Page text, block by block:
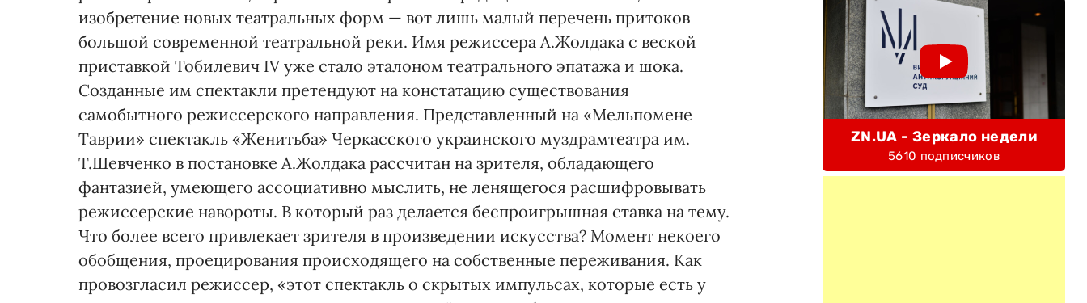
изобретение новых театральных форм — вот лишь малый перечень притоков
большой современной театральной реки. Имя режиссера А.Жолдака с веской
приставкой Тобилевич IV уже стало эталоном театрального эпатажа и шока.
Созданные им спектакли претендуют на констатацию существования
самобытного режиссерского направления. Представленный на «Мельпомене
Таврии» спектакль «Женитьба» Черкасского украинского муздрамтеатра им.
Т.Шевченко в постановке А.Жолдака рассчитан на зрителя, обладающего
фантазией, умеющего ассоциативно мыслить, не ленящегося расшифровывать
режиссерские навороты. В который раз делается беспроигрышная ставка на тему.
Что более всего привлекает зрителя в произведении искусства? Момент некоего
обобщения, проецирования происходящего на собственные переживания. Как
провозгласил режиссер, «этот спектакль о скрытых импульсах, которые есть у
ZN.UA - Зеркало недели
5610 подписчиков